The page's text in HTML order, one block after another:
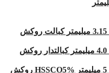
مته مرغک 3.15 میلیمتر کبالت روکش
مته مرغک 4.0 میلیمتر کبالتدار روکش